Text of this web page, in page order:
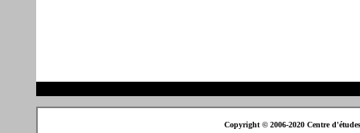
Copyright © 2006-2020 Centre